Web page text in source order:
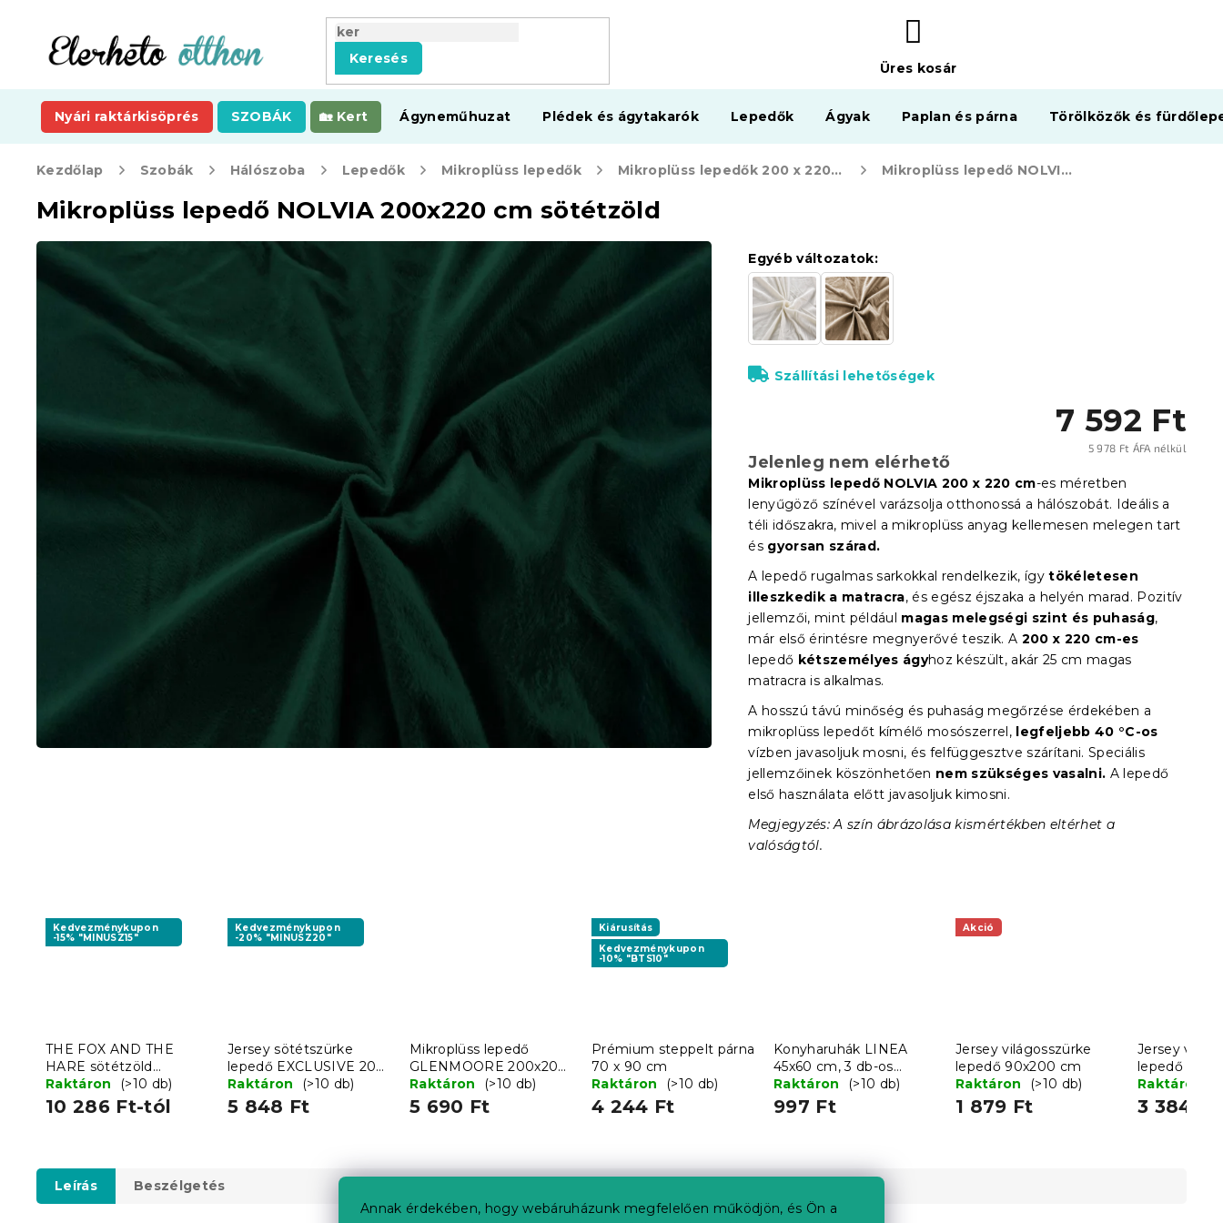
Annak érdekében, hogy webáruházunk megfelelően működjön, és Ön a
tartalomhoz
Keresés
KOSÁR
Üres kosár
Nyári raktárkisöprés SZOBÁK Kert Ágyneműhuzat Plédek és ágytakarók Lepedők Ágyak Paplan és párna Törölközők és
Kezdőlap Szobák Hálószoba Lepedők Mikroplüss lepedők Mikroplüss lepedők 200 x 220 cm Mikroplüss lepedő NOLVIA 200x220 cm sötétzöld
Mikroplüss lepedő NOLVIA 200x220 cm sötétzöld
7 592 Ft
5 978 Ft ÁFA nélkül
Jelenleg nem elérhető
Egyéb változatok:
Szállítási lehetőségek
Mikroplüss lepedő NOLVIA 200 x 220 cm-es méretben
lenyűgöző színével varázsolja otthonossá a hálószobát. Ideális a
téli időszakra, mivel a mikroplüss anyag kellemesen melegen tart
és gyorsan szárad.
A lepedő rugalmas sarkokkal rendelkezik, ígytökéletesen
illeszkedik a matracra, és egész éjszaka a helyén marad. Pozitív
jellemzői, mint például magas melegségi szint és puhaság,
már első érintésre megnyerővé teszik. A 200 x 220 cm-es
lepedő kétszemélyes ágyhoz készült, akár 25 cm magas
matracra is alkalmas.
A hosszú távú minőség és puhaság megőrzése érdekében a
mikroplüss lepedőt kímélő mosószerrel, legfeljebb 40 °C-os
vízben javasoljuk mosni, és felfüggesztve szárítani. Speciális
jellemzőinek köszönhetően nem szükséges vasalni. A lepedő
első használata előtt javasoljuk kimosni.
Megjegyzés: A szín ábrázolása kismértékben eltérhet a
valóságtól.
Kedvezménykupon
-15% "MINUSZ15"
THE FOX AND THE
HARE sötétzöld
mikroplüss
ágyneműhuzat
Raktáron (>10 db)
10 286 Ft-tól
Kedvezménykupon
-20% "MINUSZ20"
Jersey sötétszürke
lepedő EXCLUSIVE 200
x 220 cm
Raktáron (>10 db)
5 848 Ft
Mikroplüss lepedő
GLENMOORE 200x200
cm zöld
Raktáron (>10 db)
5 690 Ft
Kiárusítás
Kedvezménykupon
-10% "BTS10"
Prémium steppelt párna
70 x 90 cm
Raktáron
(>10 db)
4 244 Ft
Konyharuhák LINEA
45x60 cm, 3 db-os
készlet - több
változatban
Raktáron (>10 db)
997 Ft
Akció
Jersey világosszürke
lepedő 90x200 cm
Raktáron
(>10 db)
1 879 Ft
Jersey
lepedő
Raktáron
3 384 Ft
Leírás Beszélgetés